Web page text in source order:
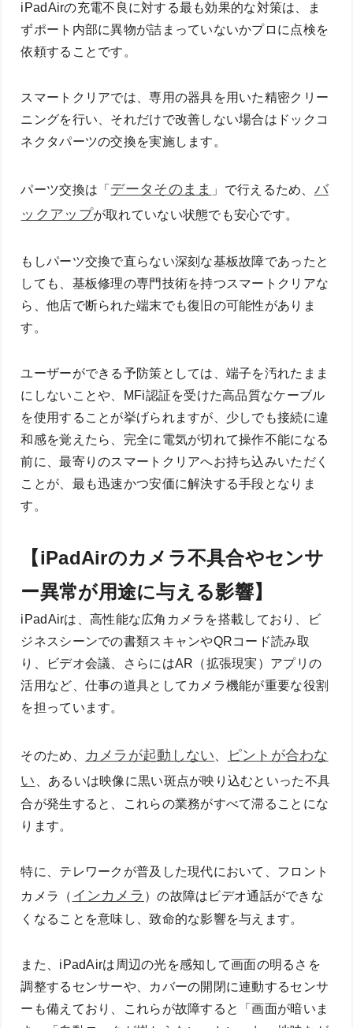
iPadAirの充電不良に対する最も効果的な対策は、ま
ずポート内部に異物が詰まっていないかプロに点検を
依頼することです。
スマートクリアでは、専用の器具を用いた精密クリー
ニングを行い、それだけで改善しない場合はドックコ
ネクタパーツの交換を実施します。
パーツ交換は「 データそのまま 」で行えるため、 バ
ックアップが取れていない状態でも安心です。
もしパーツ交換で直らない深刻な基板故障であったと
しても、基板修理の専門技術を持つスマートクリアな
ら、他店で断られた端末でも復旧の可能性がありま
す。
ユーザーができる予防策としては、端子を汚れたまま
にしないことや、MFi認証を受けた高品質なケーブル
を使用することが挙げられますが、少しでも接続に違
和感を覚えたら、完全に電気が切れて操作不能になる
前に、最寄りのスマートクリアへお持ち込みいただく
ことが、最も迅速かつ安価に解決する手段となりま
す。
【iPadAirのカメラ不具合やセンサ
ー異常が用途に与える影響】
iPadAirは、高性能な広角カメラを搭載しており、ビ
ジネスシーンでの書類スキャンやQRコード読み取
り、ビデオ会議、さらにはAR（拡張現実）アプリの
活用など、仕事の道具としてカメラ機能が重要な役割
を担っています。
そのため、 カメラが起動しない
ピントが合わな
い
、あるいは映像に黒い斑点が映り込むといった不具
合が発生すると、これらの業務がすべて滞ることにな
ります。
特に、テレワークが普及した現代において、フロント
カメラ（ インカメラ ）の故障はビデオ通話ができな
くなることを意味し、致命的な影響を与えます。
また、iPadAirは周辺の光を感知して画面の明るさを
調整するセンサーや、カバーの開閉に連動するセンサ
ーも備えており、これらが故障すると「画面が暗いま